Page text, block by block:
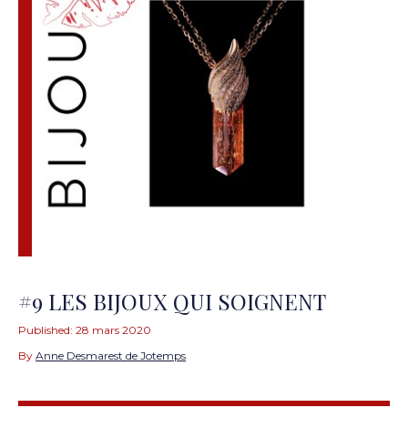
#9 LES BIJOUX QUI SOIGNENT
Published: 28 mars 2020
By Anne Desmarest de Jotemps